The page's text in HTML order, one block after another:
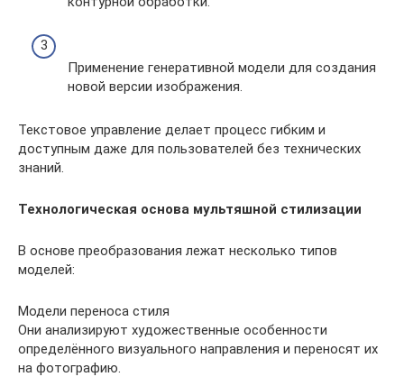
Применение генеративной модели для создания
новой версии изображения.
Текстовое управление делает процесс гибким и
доступным даже для пользователей без технических
знаний.
Технологическая основа мультяшной стилизации
В основе преобразования лежат несколько типов
моделей:
Модели переноса стиля
Они анализируют художественные особенности
определённого визуального направления и переносят их
на фотографию.